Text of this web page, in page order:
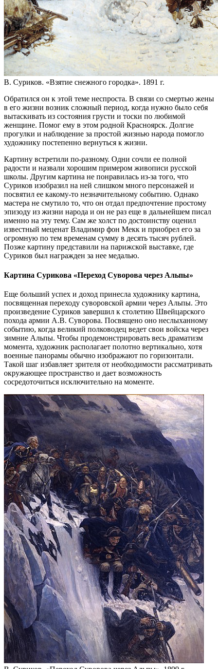
В. Суриков. «Взятие снежного городка». 1891 г.
Обратился он к этой теме неспроста. В связи со смертью жены
в его жизни возник сложный период, когда нужно было себя
вытаскивать из состояния грусти и тоски по любимой
женщине. Помог ему в этом родной Красноярск. Долгие
прогулки и наблюдение за простой жизнью народа помогло
художнику постепенно вернуться к жизни.
Картину встретили по-разному. Одни сочли ее полной
радости и назвали хорошим примером живописи русской
школы. Другим картина не понравилась из-за того, что
Суриков изобразил на ней слишком много персонажей и
посвятил ее какому-то незначительному событию. Однако
мастера не смутило то, что он отдал предпочтение простому
эпизоду из жизни народа и он не раз еще в дальнейшем писал
именно на эту тему. Сам же холст по достоинству оценил
известный меценат Владимир фон Мекк и приобрел его за
огромную по тем временам сумму в десять тысяч рублей.
Позже картину представили на парижской выставке, где
Суриков был награжден за нее медалью.
Картина Сурикова «Переход Суворова через Альпы»
Еще больший успех и доход принесла художнику картина,
посвященная переходу суворовской армии через Альпы. Это
произведение Суриков завершил к столетию Швейцарского
похода армии А.В. Суворова. Посвящено оно неслыханному
событию, когда великий полководец ведет свои войска через
зимние Альпы. Чтобы продемонстрировать весь драматизм
момента, художник располагает полотно вертикально, хотя
военные панорамы обычно изображают по горизонтали.
Такой шаг избавляет зрителя от необходимости рассматривать
окружающее пространство и дает возможность
сосредоточиться исключительно на моменте.